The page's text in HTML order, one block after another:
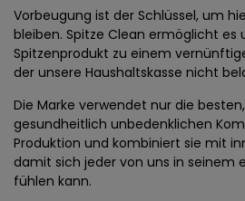
Vorbeugung ist der Schlüssel, um
bleiben. Spitze Clean ermöglicht es
Spitzenprodukt zu einem
der unsere Haushaltskasse nicht
Die Marke verwendet nur die
gesundheitlich unbedenklichen
Produktion und kombiniert sie mit
damit sich jeder von uns in seinem
fühlen kann.